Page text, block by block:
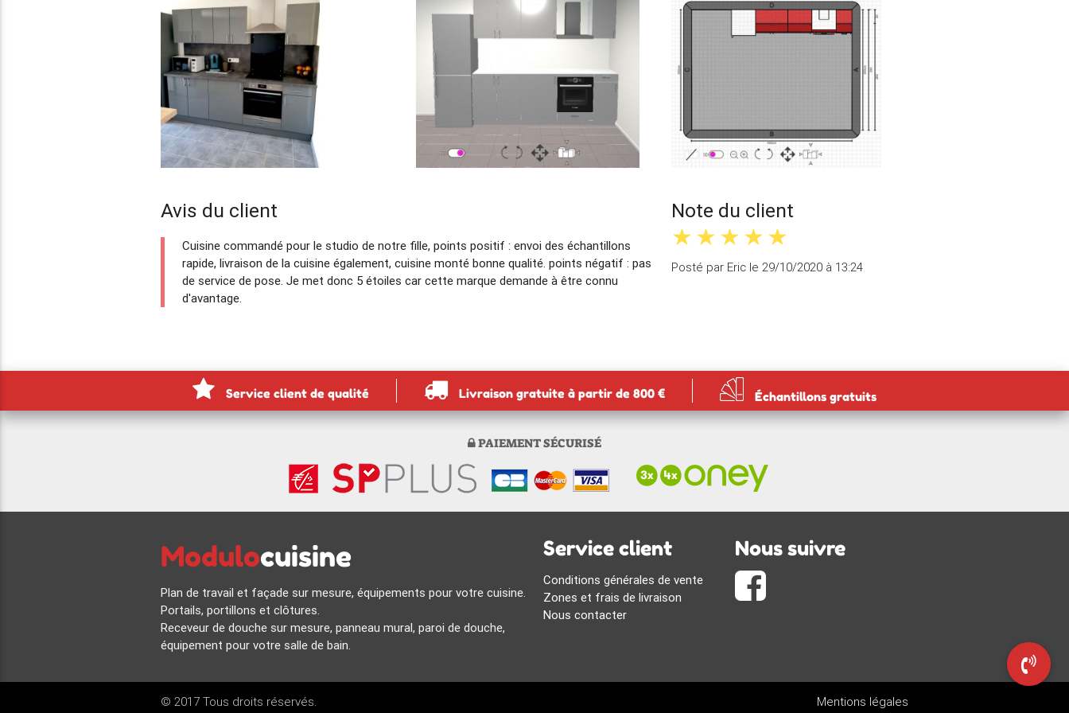
Avis du client
Cuisine commandé pour le studio de notre fille, points positif : envoi des échantillons
rapide, livraison de la cuisine également, cuisine monté bonne qualité. points négatif : pas
de service de pose. Je met donc 5 étoiles car cette marque demande à être connu
d'avantage.
Note du client
Posté par Eric le 29/10/2020 à 13:24
Service client de qualité Livraison gratuite à partir de 800 € Échantillons gratuits
PAIEMENT SÉCURISÉ
Modulocuisine
Plan de travail et façade sur mesure, équipements pour votre cuisine.
Portails, portillons et clôtures.
Receveur de douche sur mesure, panneau mural, paroi de douche,
équipement pour votre salle de bain.
Service client
Conditions générales de vente
Zones et frais de livraison
Nous contacter
Nous suivre
© 2017 Tous droits réservés. Mentions légales